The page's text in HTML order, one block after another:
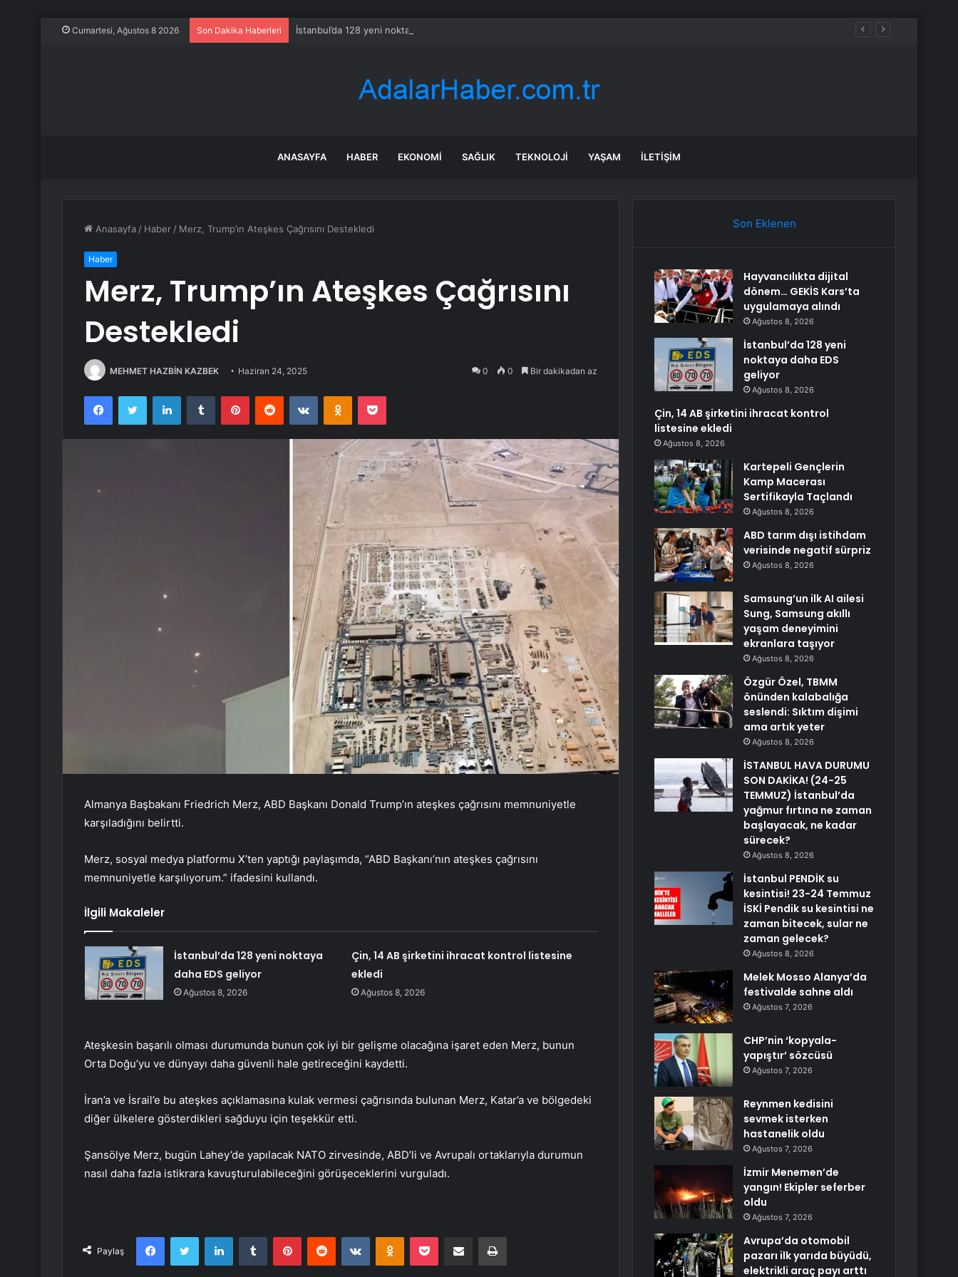
Cumartesi, Ağustos 8 2026 Son Dakika Haberleri İstanbul’da 128 yeni noktaya daha EDS geliyor
ANASAYFA HABER EKONOMI SAĞLIK TEKNOLOJI YAŞAM İLETIŞIM
Anasayfa / Haber / Merz, Trump’ın Ateşkes Çağrısını Destekledi
Haber
Merz, Trump’ın Ateşkes Çağrısını
Destekledi
MEHMET HAZBİN KAZBEK Haziran 24, 2025 0 0 Bir dakikadan az
FacebookTwitter LinkedInTumblr PinterestReddit VKontakteOdnoklassniki
Pocket
Almanya Başbakanı Friedrich Merz, ABD Başkanı Donald Trump’ın ateşkes çağrısını memnuniyetle
karşıladığını belirtti.
Merz, sosyal medya platformu X’ten yaptığı paylaşımda, “ABD Başkanı’nın ateşkes çağrısını
memnuniyetle karşılıyorum.” ifadesini kullandı.
İlgili Makaleler
İstanbul’da 128 yeni noktaya
daha EDS geliyor
Ağustos 8, 2026
Çin, 14 AB şirketini ihracat kontrol listesine
ekledi
Ağustos 8, 2026
Ateşkesin başarılı olması durumunda bunun çok iyi bir gelişme olacağına işaret eden Merz, bunun
Orta Doğu’yu ve dünyayı daha güvenli hale getireceğini kaydetti.
İran’a ve İsrail’e bu ateşkes açıklamasına kulak vermesi çağrısında bulunan Merz, Katar’a ve bölgedeki
diğer ülkelere gösterdikleri sağduyu için teşekkür etti.
Şansölye Merz, bugün Lahey’de yapılacak NATO zirvesinde, ABD’li ve Avrupalı ortaklarıyla durumun
nasıl daha fazla istikrara kavuşturulabileceğini görüşeceklerini vurguladı.
Paylaş
FacebookTwitter LinkedInTumblr PinterestReddit VKontakteOdnoklassniki
Pocket E-Posta ile paylaş Yazdır
Son Eklenen
Hayvancılıkta dijital
dönem… GEKİS Kars’ta
uygulamaya alındı
Ağustos 8, 2026
İstanbul’da 128 yeni
noktaya daha EDS
geliyor
Ağustos 8, 2026
Çin, 14 AB şirketini ihracat kontrol
listesine ekledi
Ağustos 8, 2026
Kartepeli Gençlerin
Kamp Macerası
Sertifikayla Taçlandı
Ağustos 8, 2026
ABD tarım dışı istihdam
verisinde negatif sürpriz
Ağustos 8, 2026
Samsung’un ilk AI ailesi
Sung, Samsung akıllı
yaşam deneyimini
ekranlara taşıyor
Ağustos 8, 2026
Özgür Özel, TBMM
önünden kalabalığa
seslendi: Sıktım dişimi
ama artık yeter
Ağustos 8, 2026
İSTANBUL HAVA DURUMU
SON DAKİKA! (24-25
TEMMUZ) İstanbul’da
yağmur fırtına ne zaman
başlayacak, ne kadar
sürecek?
Ağustos 8, 2026
İstanbul PENDİK su
kesintisi! 23-24 Temmuz
İSKİ Pendik su kesintisi ne
zaman bitecek, sular ne
zaman gelecek?
Ağustos 8, 2026
Melek Mosso Alanya’da
festivalde sahne aldı
Ağustos 7, 2026
CHP’nin ‘kopyala-
yapıştır’ sözcüsü
Ağustos 7, 2026
Reynmen kedisini
sevmek isterken
hastanelik oldu
Ağustos 7, 2026
İzmir Menemen’de
yangın! Ekipler seferber
oldu
Ağustos 7, 2026
Avrupa’da otomobil
pazarı ilk yarıda büyüdü,
elektrikli araç payı arttı